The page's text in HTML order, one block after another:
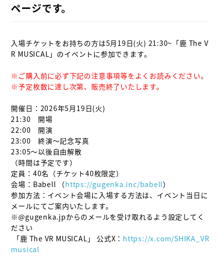
ページです。
入場チケットをお持ちの方は5月19日(火) 21:30~「鹿 The V
R MUSICAL」のイベントに参加できます。
※ご購入前に必ず下記の注意事項等をよくお読みください。
※予定枚数に達し次第、販売終了いたします。
開催日：2026年5月19日(火)
21:30　開場
22:00　開演
23:00　終演～記念写真
23:05～以後自由解散
（時間は予定です）
定員：40名（チケット40枚限定）
会場：Babell （https://gugenka.inc/babell）
参加方法：イベント会場に入場する方法は、イベント当日に
メールにてご案内いたします。
※@gugenka.jpからのメールを受け取れるよう設定してく
ださい
「鹿 The VR MUSICAL」 公式X： https://x.com/SHIKA_VR
musical